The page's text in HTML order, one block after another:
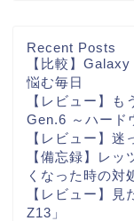
Recent Posts
【比較】
悩む毎日
【レビュー】
Gen.6 ～ハード
【レビュー】迷
【備忘録】レ
くなった時の対
【レビュー】
Z13」